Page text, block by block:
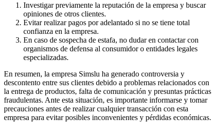
Investigar previamente la reputación de la empresa y buscar
opiniones de otros clientes.
Evitar realizar pagos por adelantado si no se tiene total
confianza en la empresa.
En caso de sospecha de estafa, no dudar en contactar con
organismos de defensa al consumidor o entidades legales
especializadas.
En resumen, la empresa Simslu ha generado controversia y
descontento entre sus clientes debido a problemas relacionados con
la entrega de productos, falta de comunicación y presuntas prácticas
fraudulentas. Ante esta situación, es importante informarse y tomar
precauciones antes de realizar cualquier transacción con esta
empresa para evitar posibles inconvenientes y pérdidas económicas.